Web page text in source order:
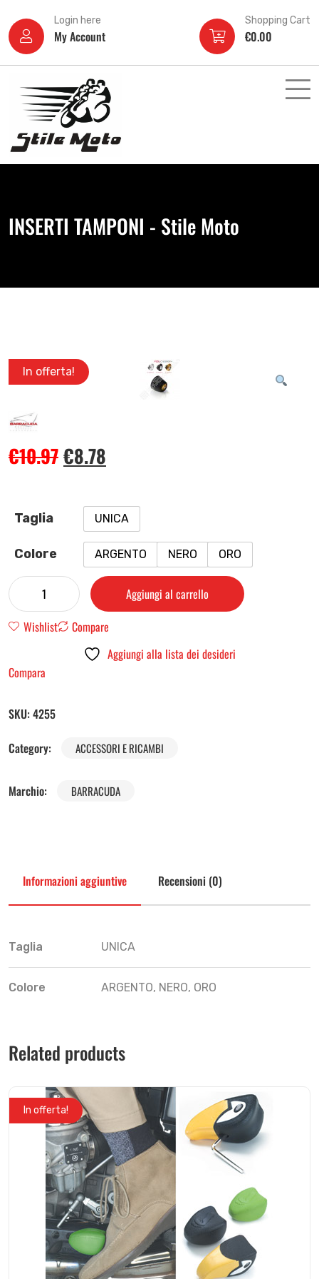
Login here
My Account
Shopping Cart
€0.00
INSERTI TAMPONI - Stile Moto
In offerta!
€10.97€8.78
Taglia UNICA
Colore ARGENTO NERO ORO
Aggiungi al carrello
Wishlist
Compare
Aggiungi alla lista dei desideri
Compara
SKU: 4255
Category:
ACCESSORI E RICAMBI
Marchio: BARRACUDA
Informazioni aggiuntive Recensioni (0)
Taglia UNICA
Colore ARGENTO, NERO, ORO
Related products
In offerta!